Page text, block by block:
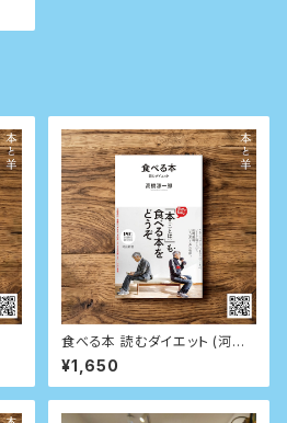
食べる本 読むダイエット (河出
新書)
¥1,650